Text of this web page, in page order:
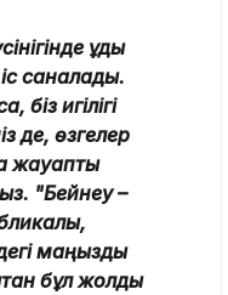
құдық
саналады.
біз игілігі
де, өзгелер
жауапты
"Бейнеу –
маңызды
бұл жолды